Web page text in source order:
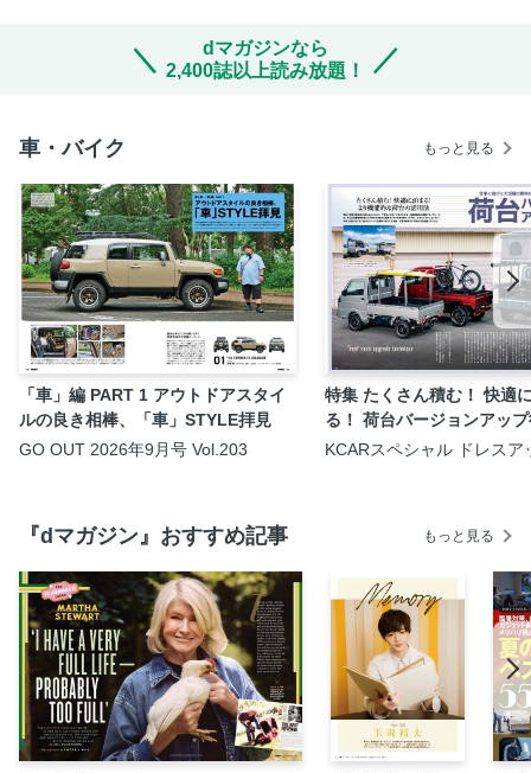
dマガジンなら
2,400誌以上読み放題！
車・バイク もっと見る
「車」編 PART 1 アウトドアスタイ
ルの良き相棒、「車」STYLE拝見
GO OUT 2026年9月号 Vol.203
特集 たくさん積む！ 快適
る！ 荷台バージョンアッ
KCARスペシャル ドレスア
『dマガジン』おすすめ記事 もっと見る